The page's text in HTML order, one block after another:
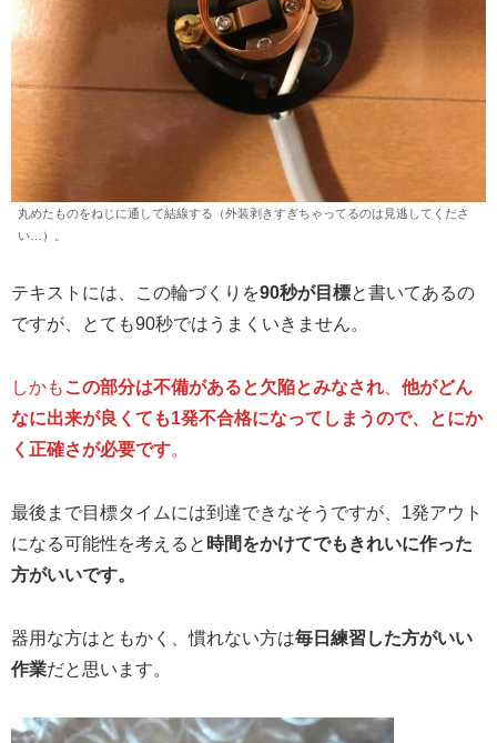
丸めたものをねじに通して結線する（外装剥きすぎちゃってるのは見逃してくださ
い…）。
テキストには、この輪づくりを90秒が目標と書いてあるの
ですが、とても90秒ではうまくいきません。
しかも この部分は不備があると欠陥とみなされ
他がどん
なに出来が良くても1発不合格になってしまうので、とにか
く正確さが必要です。
最後まで目標タイムには到達できなそうですが、1発アウト
になる可能性を考えると 時間をかけてでもきれいに作った
方がいいです。
器用な方はともかく、慣れない方は毎日練習した方がいい
作業だと思います。